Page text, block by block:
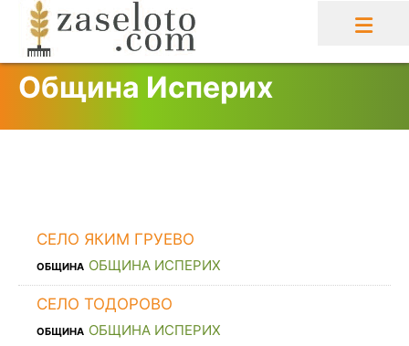
content
Община Исперих
СЕЛО ЯКИМ ГРУЕВО
ОБЩИНА ОБЩИНА ИСПЕРИХ
СЕЛО ТОДОРОВО
ОБЩИНА ОБЩИНА ИСПЕРИХ